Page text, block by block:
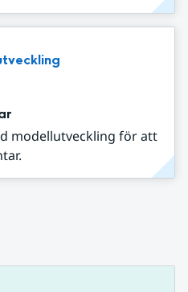
modellutveckling för att